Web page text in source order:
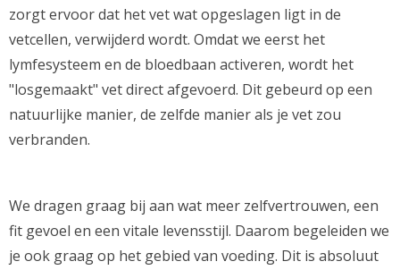
zorgt ervoor dat het vet wat opgeslagen ligt in de
vetcellen, verwijderd wordt. Omdat we eerst het
lymfesysteem en de bloedbaan activeren, wordt het
"losgemaakt" vet direct afgevoerd. Dit gebeurd op een
natuurlijke manier, de zelfde manier als je vet zou
verbranden.
We dragen graag bij aan wat meer zelfvertrouwen, een
fit gevoel en een vitale levensstijl. Daarom begeleiden we
je ook graag op het gebied van voeding. Dit is absoluut